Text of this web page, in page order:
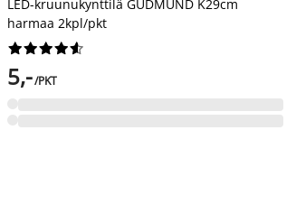
LED-kruunukynttilä GUDMUND K29cm
harmaa 2kpl/pkt






5,-/PKT